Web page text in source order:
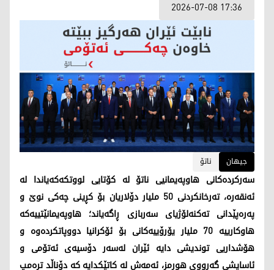
2026-07-08 17:36
جیهان ناتۆ
سەرکردەکانی هاوپەیمانیی ناتۆ لە کۆتایی لووتکەکەیاندا لە
ئەنقەرە، تەرخانکردنی 50 ملیار دۆلاریان بۆ کڕینی چەکی نوێ و
پەرەپێدانی تەکنەلۆژیای سەربازی ڕاگەیاند؛ هاوپەیمانێتییەکە
هاوکارییە 70 ملیار یۆرۆییەکانی بۆ ئۆکرانیا دووپاتکردەوە و
هۆشداریی توندیشی دایە ئێران لەسەر دۆسیەی ئەتۆمی و
ئاسایشی گەرووی هورمز، ئەمەش لە کاتێکدایە کە دۆناڵد ترەمپ